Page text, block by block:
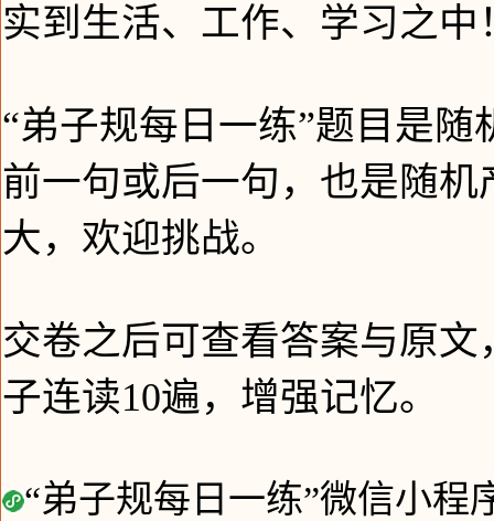
实到生活、工作、学习之中
“弟子规每日一练”题目是
前一句或后一句，也是随
大，欢迎挑战。
交卷之后可查看答案与原
子连读10遍，增强记忆。
“弟子规每日一练”微信小程